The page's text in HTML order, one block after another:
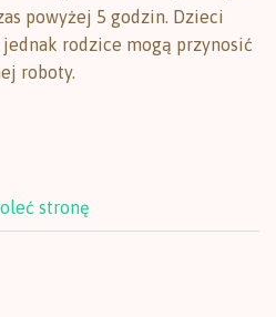
powyżej 5 godzin. Dzieci
rodzice mogą przynosić
roboty.
stronę